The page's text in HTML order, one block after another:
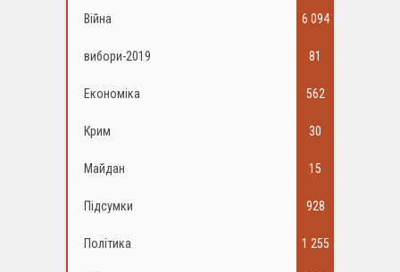
Війна 6 094
вибори-2019 81
Економіка 562
Крим 30
Майдан 15
Підсумки 928
Політика 1 255